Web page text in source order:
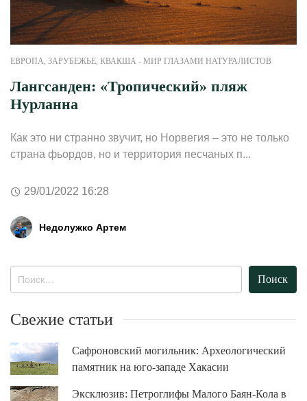
ЕВРОПА, ЗАРУБЕЖЬЕ, КВАКША - МИР ГЛАЗАМИ НАТУРАЛИСТОВ
Лангсанден: «Тропический» пляж
Нурланна
Как это ни странно звучит, но Норвегия – это не только
страна фьордов, но и территория песчаных п...
29/01/2022 16:28
Недолужко Артем
Свежие статьи
Сафроновский могильник: Археологический
памятник на юго-западе Хакасии
Эксклюзив: Петроглифы Малого Баян-Кола в